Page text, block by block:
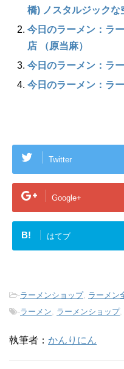
橋) ノスタルジックな
今日のラーメン：ラ
店 （原当麻）
今日のラーメン：ラ
今日のラーメン：ラ
Twitter
Google+
B! はてブ
-ラーメンショップ, ラーメン
-ラーメン, ラーメンショップ,
執筆者： かんりにん